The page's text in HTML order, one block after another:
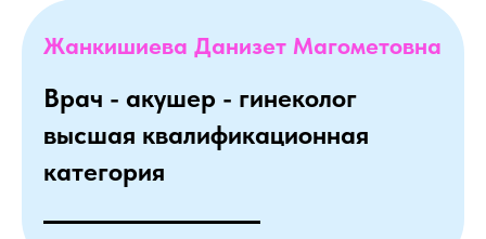
Жанкишиева Данизет Магометовна
Врач - акушер - гинеколог
высшая квалификационная
категория